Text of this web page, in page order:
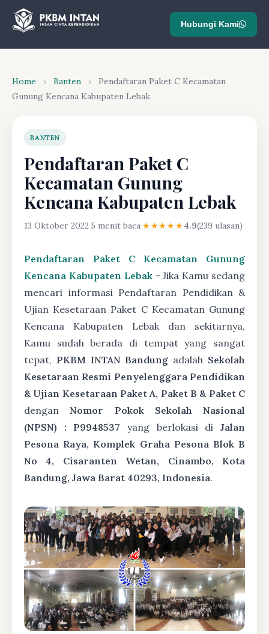
Hubungi Kami
Home › Banten ›
Pendaftaran Paket C Kecamatan
Gunung Kencana Kabupaten Lebak
BANTEN
Pendaftaran Paket C
Kecamatan Gunung
Kencana Kabupaten Lebak
13 Oktober 2022·5 menit baca·★★★★★4.9(239 ulasan)
Pendaftaran Paket C Kecamatan Gunung
Kencana Kabupaten Lebak- Jika Kamu sedang
mencari informasi Pendaftaran Pendidikan &
Ujian Kesetaraan Paket C Kecamatan Gunung
Kencana Kabupaten Lebak dan sekitarnya,
Kamu sudah berada di tempat yang sangat
tepat, PKBM INTAN Bandung adalah Sekolah
Kesetaraan Resmi Penyelenggara Pendidikan
& Ujian Kesetaraan Paket A, Paket B & Paket C
denganNomor Pokok Sekolah Nasional
(NPSN) : P9948537 yang berlokasi diJalan
Pesona Raya, Komplek Graha Pesona Blok B
No 4, Cisaranten Wetan, Cinambo, Kota
Bandung, Jawa Barat 40293, Indonesia.